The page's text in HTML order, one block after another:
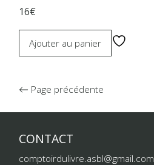
16€
Ajouter au panier
Page précédente
CONTACT
comptoirdulivre.asbl@gmail.com